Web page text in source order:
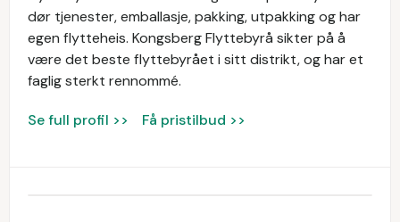
dør tjenester, emballasje, pakking, utpakking og har
egen flytteheis. Kongsberg Flyttebyrå sikter på å
være det beste flyttebyrået i sitt distrikt, og har et
faglig sterkt rennommé.
Se full profil >> Få pristilbud >>